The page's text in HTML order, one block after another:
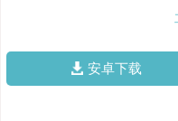
安卓下载